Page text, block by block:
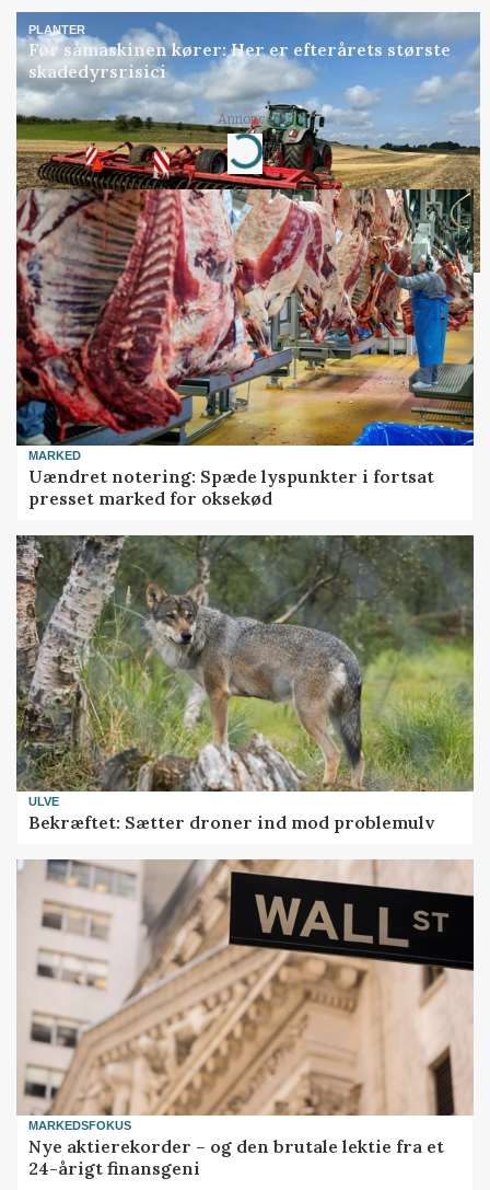
PLANTER
Før såmaskinen kører: Her er efterårets største
skadedyrsrisici
Annonce
Loading...
MARKED
Uændret notering: Spæde lyspunkter i fortsat
presset marked for oksekød
ULVE
Bekræftet: Sætter droner ind mod problemulv
MARKEDSFOKUS
Nye aktierekorder – og den brutale lektie fra et
24-årigt finansgeni